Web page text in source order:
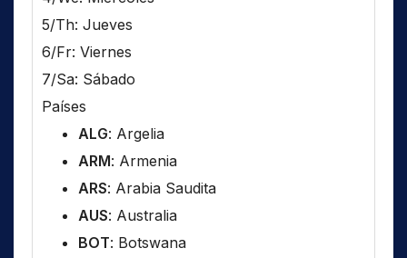
5/Th: Jueves
6/Fr: Viernes
7/Sa: Sábado
Países
ALG: Argelia
ARM: Armenia
ARS: Arabia Saudita
AUS: Australia
BOT: Botswana